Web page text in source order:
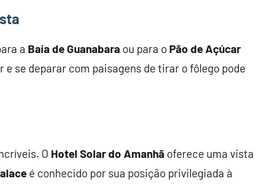
a Baía de Guanabara ou para o Pão de Açúcar
se deparar com paisagens de tirar o fôlego pode
O Hotel Solar do Amanhã oferece uma vista
é conhecido por sua posição privilegiada à